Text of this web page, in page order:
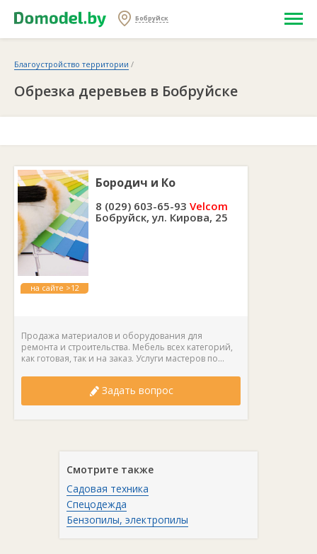
Бобруйск
Благоустройство территории /
Обрезка деревьев в Бобруйске
на сайте >12
Бородич и Ко
8 (029) 603-65-93 Velcom
Бобруйск, ул. Кирова, 25
Продажа материалов и оборудования для
ремонта и строительства. Мебель всех категорий,
как готовая, так и на заказ. Услуги мастеров по...
Задать вопрос
Смотрите также
Садовая техника
Спецодежда
Бензопилы, электропилы